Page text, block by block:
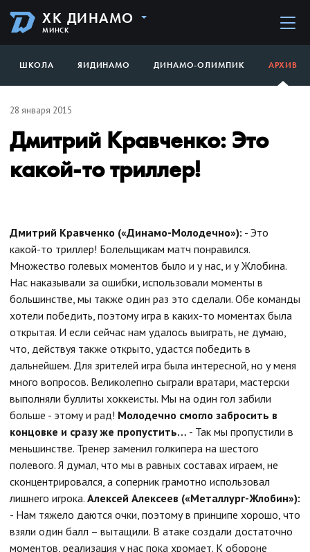
ХК ДИНАМО
МИНСК
ШКОЛА ЯИДИНАМО ДИНАМО-ОЛИМПИК АРХИВ
28 января 2015
Дмитрий Кравченко: Это
какой-то триллер!
Дмитрий Кравченко («Динамо-Молодечно»): - Это
какой-то триллер! Болельщикам матч понравился.
Множество голевых моментов было и у нас, и у Жлобина.
Нас наказывали за ошибки, использовали моменты в
большинстве, мы также один раз это сделали. Обе команды
хотели победить, поэтому игра в каких-то моментах была
открытая. И если сейчас нам удалось выиграть, не думаю,
что, действуя также открыто, удастся победить в
дальнейшем. Для зрителей игра была интересной, но у меня
много вопросов. Великолепно сыграли вратари, мастерски
выполняли буллиты хоккеисты. Мы на один гол забили
больше - этому и рад! Молодечно смогло забросить в
концовке и сразу же пропустить… - Так мы пропустили в
меньшинстве. Тренер заменил голкипера на шестого
полевого. Я думал, что мы в равных составах играем, не
сконцентрировался, а соперник грамотно использовал
лишнего игрока. Алексей Алексеев («Металлург-Жлобин»):
- Нам тяжело даются очки, поэтому в принципе хорошо, что
взяли один балл – вытащили. В атаке создали достаточно
моментов, реализация у нас пока хромает. К обороне